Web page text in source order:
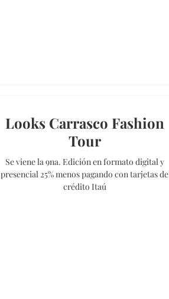
Looks Carrasco Fashion
Tour
Se viene la 9na. Edición en formato digital y
presencial 25% menos pagando con tarjetas de
crédito Itaú